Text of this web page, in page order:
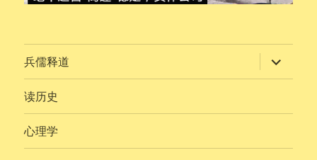
兵儒释道 展
开
子
读历史
心理学